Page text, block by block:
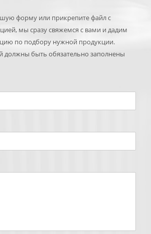
форму или прикрепите файл с
мы сразу свяжемся с вами и дадим
по подбору нужной продукции.
должны быть обязательно заполнены